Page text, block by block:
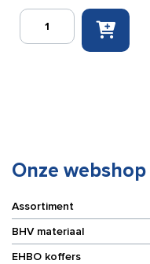
Quick
gaaskompres
aantal
Onze webshop
Assortiment
BHV materiaal
EHBO koffers